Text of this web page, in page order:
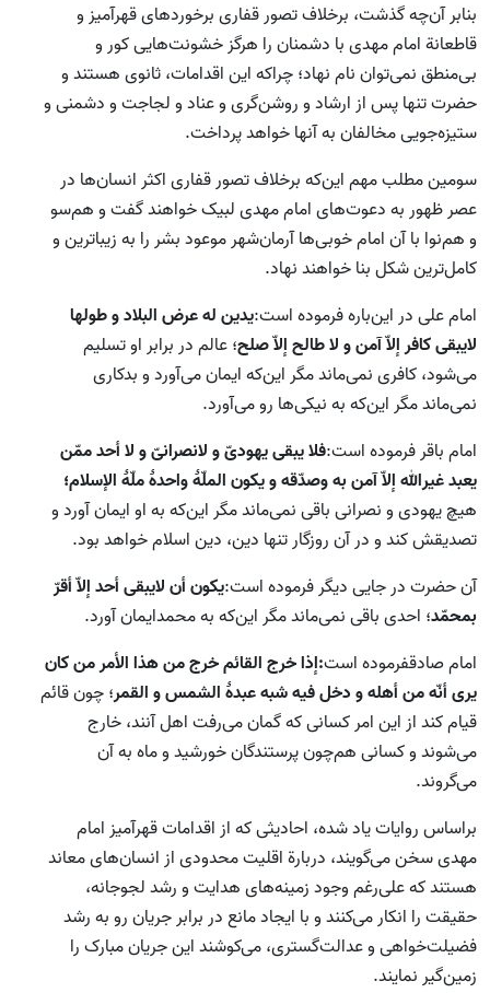
بنابر آن‌چه گذشت، برخلاف تصور قفاری برخوردهای قهرآمیز و
قاطعانة امام مهدی با دشمنان را هرگز خشونت‌هایی کور و
بی‌منطق نمی‌توان نام نهاد؛ چرا‌که این اقدامات، ثانوی هستند و
حضرت تنها پس از ارشاد و روشن‌گری و عناد و لجاجت و دشمنی و
ستیزه‌جویی مخالفان به آنها خواهد پرداخت.
سومین مطلب مهم‌ این‌که برخلاف تصور قفاری اکثر انسان‌ها در
عصر ظهور به دعوت‌های امام مهدی لبیک خواهند گفت و هم‌سو
و هم‌نوا با آن امام خوبی‌ها آرمان‌شهر موعود بشر را به زیباترین و
کامل‌ترین شکل بنا خواهند نهاد.
امام علی در این‌باره فرموده است:یدین له عرض البلاد و طولها
لایبقی کافر إلاّ آمن و لا طالح إلاّ صلح؛ عالم در برابر او تسلیم
می‌شود، کافری نمی‌ماند مگر این‌که ایمان می‌آورد و بدکاری
نمی‌ماند مگر این‌که به نیکی‌ها رو می‌آورد.
امام باقر فرموده است:فلا یبقی یهودیّ و لانصرانیّ و لا أحد ممّن
یعبد غیرالله إلاّ آمن به وصدّقه و یکون الملّۀ واحدۀ ملّۀ الإسلام؛
هیچ یهودی و نصرانی باقی نمی‌ماند مگر این‌که به او ایمان آورد و
تصدیقش کند و در آن روزگار تنها دین، دین اسلام خواهد بود.
آن حضرت در جایی دیگر فرموده است:یکون أن لایبقی أحد إلاّ أقرّ
بمحمّد؛ احدی باقی نمی‌ماند مگر این‌که به محمدایمان ‌آورد.
امام صادقفرموده است:إذا خرج القائم خرج من هذا الأمر من کان
یری أنّه من أهله و دخل فیه شبه عبدۀ الشمس و القمر؛ چون قائم
قیام کند از این امر کسانی که گمان می‌رفت اهل آنند، خارج
می‌شوند و کسانی هم‌چون پرستندگان خورشید و ماه به آن
می‌گروند.
براساس روایات یاد شده، احادیثی که از اقدامات قهرآمیز امام
مهدی سخن می‌گویند، دربارة اقلیت محدودی از انسان‌های معاند
هستند که علی‌رغم وجود زمینه‌های هدایت و رشد لجوجانه،
حقیقت را انکار می‌کنند و با ایجاد مانع در برابر جریان رو به رشد
فضیلت‌خواهی و عدالت‌گستری، می‌کوشند این جریان مبارک را
زمین‌گیر نمایند.